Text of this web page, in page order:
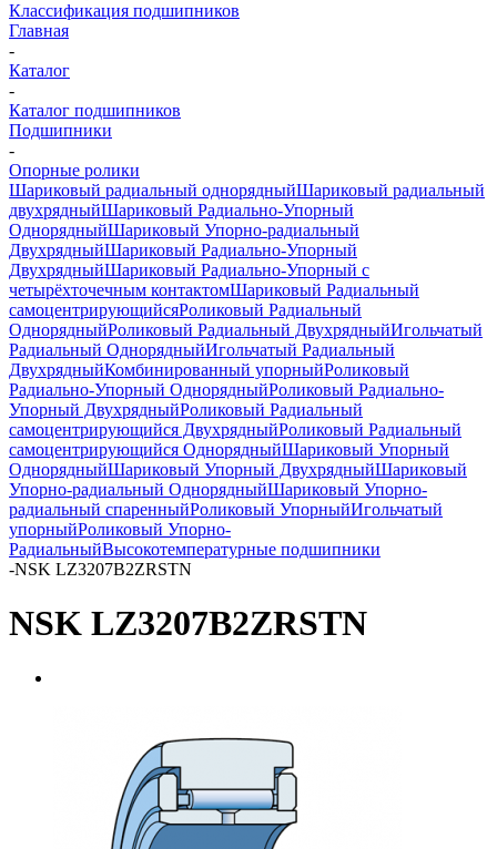
Классификация подшипников
Главная
-
Каталог
-
Каталог подшипников
Подшипники
-
Опорные ролики
Шариковый радиальный однорядныйШариковый радиальный
двухрядныйШариковый Радиально-Упорный
ОднорядныйШариковый Упорно-радиальный
ДвухрядныйШариковый Радиально-Упорный
ДвухрядныйШариковый Радиально-Упорный с
четырёхточечным контактомШариковый Радиальный
самоцентрирующийсяРоликовый Радиальный
ОднорядныйРоликовый Радиальный ДвухрядныйИгольчатый
Радиальный ОднорядныйИгольчатый Радиальный
ДвухрядныйКомбинированный упорныйРоликовый
Радиально-Упорный ОднорядныйРоликовый Радиально-
Упорный ДвухрядныйРоликовый Радиальный
самоцентрирующийся ДвухрядныйРоликовый Радиальный
самоцентрирующийся ОднорядныйШариковый Упорный
ОднорядныйШариковый Упорный ДвухрядныйШариковый
Упорно-радиальный ОднорядныйШариковый Упорно-
радиальный спаренныйРоликовый УпорныйИгольчатый
упорныйРоликовый Упорно-
РадиальныйВысокотемпературные подшипники
-NSK LZ3207B2ZRSTN
NSK LZ3207B2ZRSTN